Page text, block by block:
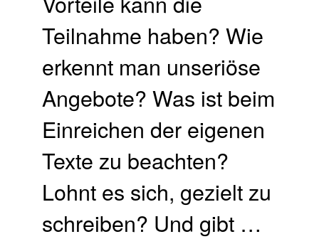
Teilnahme haben? Wie
erkennt man unseriöse
Angebote? Was ist beim
Einreichen der eigenen
Texte zu beachten?
Lohnt es sich, gezielt zu
schreiben? Und gibt …